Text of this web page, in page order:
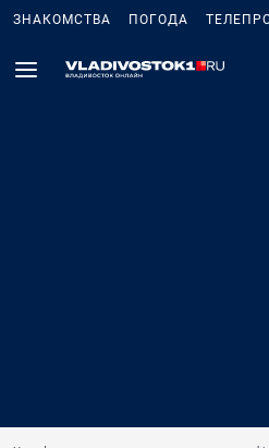
ЗНАКОМСТВА ПОГОДА